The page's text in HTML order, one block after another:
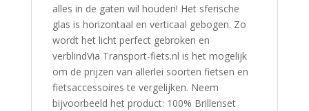
alles in de gaten wil houden! Het sferische
glas is horizontaal en verticaal gebogen. Zo
wordt het licht perfect gebroken en
verblindVia Transport-fiets.nl is het mogelijk
om de prijzen van allerlei soorten fietsen en
fietsaccessoires te vergelijken. Neem
bijvoorbeeld het product: 100% Brillenset